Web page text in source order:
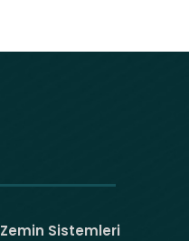
Zemin Sistemleri